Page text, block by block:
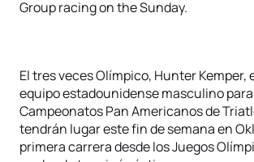
Group racing on the Sunday.
El tres veces Olímpico, Hunter Kemper,
equipo estadounidense masculino
Campeonatos Pan Americanos de
tendrán lugar este fin de semana en
primera carrera desde los Juegos